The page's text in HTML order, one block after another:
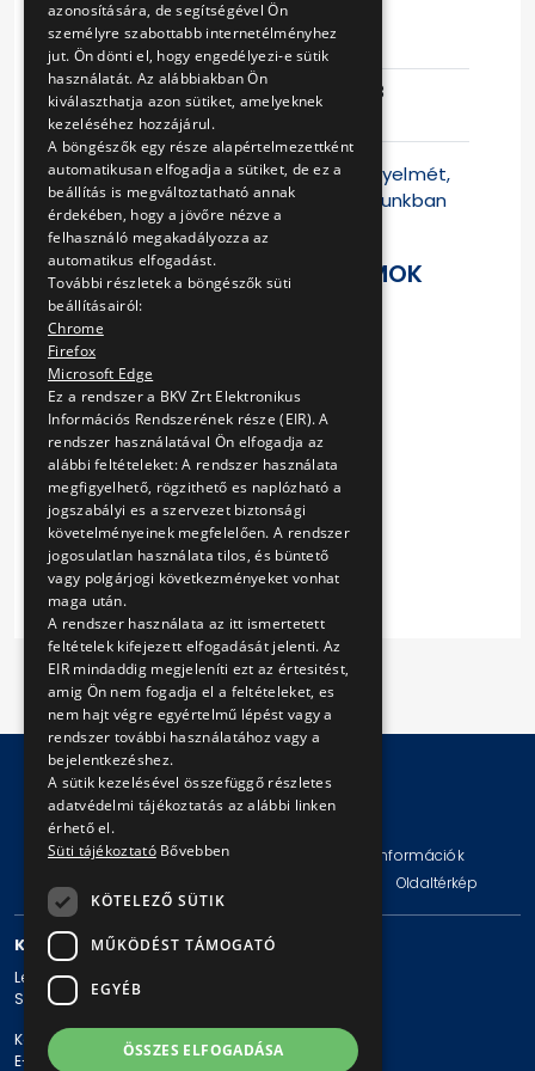
Eljárás száma
V-364/15.
Ajánlattételi
határidő
2016-01-18
Felhívjuk a Tisztelt Ajánlattevők figyelmét,
hogy jelen versenyeztetési eljárásunkban
az ajánlattétel kizárólag a
LETÖLTHETŐ DOKUMENTUMOK
Ajánlati felhívás
2 Nyilatkozat alvállalkozókról
3 Nyilatkozat kizáró okokról
4 Nyilatkozat árbevételről
5 Referencianyilatkozat
6 Egyéb nyilatkozat
Függelék
Vállalkozási keretszerződés
Ártáblázat
© Copyright 2026 BKV Zrt.
Impresszum Jogi nyilatkozat
Technikai információk
Adatvédelmi politika és tájékoztatások
Oldaltérkép
KAPCSOLAT
Levelezési cím: 1980 Budapest, Pf. 11.
Székhely: 1980 Budapest, Akácfa u. 15.
Központi telefonszám: + 36 1 461-65-00
E-mail cím: bkv@bkv.hu
azonosítására, de segítségével Ön
személyre szabottabb internetélményhez
jut. Ön dönti el, hogy engedélyezi-e sütik
használatát. Az alábbiakban Ön
kiválaszthatja azon sütiket, amelyeknek
kezeléséhez hozzájárul.
A böngészők egy része alapértelmezettként
automatikusan elfogadja a sütiket, de ez a
beállítás is megváltoztatható annak
érdekében, hogy a jövőre nézve a
felhasználó megakadályozza az
automatikus elfogadást.
További részletek a böngészők süti
beállításairól:
Chrome
Firefox
Microsoft Edge
Ez a rendszer a BKV Zrt Elektronikus
Információs Rendszerének része (EIR). A
rendszer használatával Ön elfogadja az
alábbi feltételeket: A rendszer használata
megfigyelhető, rögzithető es naplózható a
jogszabályi es a szervezet biztonsági
követelményeinek megfelelően. A rendszer
jogosulatlan használata tilos, és büntető
vagy polgárjogi következményeket vonhat
maga után.
A rendszer használata az itt ismertetett
feltételek kifejezett elfogadását jelenti. Az
EIR mindaddig megjeleníti ezt az értesitést,
amig Ön nem fogadja el a feltételeket, es
nem hajt végre egyértelmű lépést vagy a
rendszer további használatához vagy a
bejelentkezéshez.
A sütik kezelésével összefüggő részletes
adatvédelmi tájékoztatás az alábbi linken
érhető el.
Süti tájékoztató Bővebben
KÖTELEZŐ SÜTIK
MŰKÖDÉST TÁMOGATÓ
EGYÉB
ÖSSZES ELFOGADÁSA